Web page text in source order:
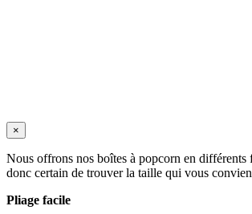
×
Nous offrons nos boîtes à popcorn en différents
donc certain de trouver la taille qui vous
Pliage facile